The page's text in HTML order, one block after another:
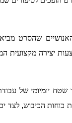
שהסרט
יצירה מקצועית
שטח יומיומי של
הכיבוש, לצד